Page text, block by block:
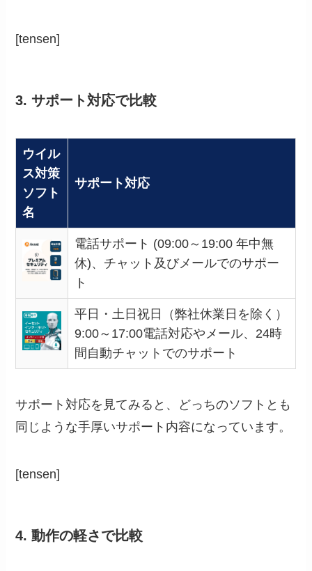
[tensen]
3. サポート対応で比較
ウイル
ス対策
ソフト
名
サポート対応
電話サポート (09:00～19:00 年中無
休)、チャット及びメールでのサポー
ト
平日・土日祝日（弊社休業日を除く）
9:00～17:00電話対応やメール、24時
間自動チャットでのサポート
サポート対応を見てみると、どっちのソフトとも
同じような手厚いサポート内容になっています。
[tensen]
4. 動作の軽さで比較